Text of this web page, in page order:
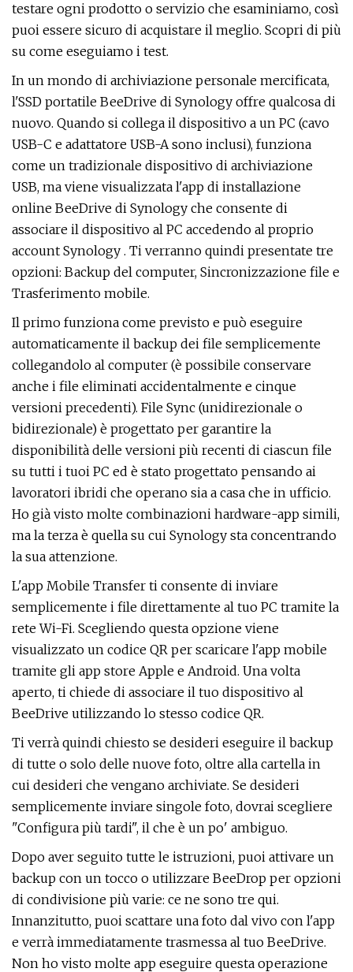
testare ogni prodotto o servizio che esaminiamo, così
puoi essere sicuro di acquistare il meglio. Scopri di più
su come eseguiamo i test.
In un mondo di archiviazione personale mercificata,
l'SSD portatile BeeDrive di Synology offre qualcosa di
nuovo. Quando si collega il dispositivo a un PC (cavo
USB-C e adattatore USB-A sono inclusi), funziona
come un tradizionale dispositivo di archiviazione
USB, ma viene visualizzata l'app di installazione
online BeeDrive di Synology che consente di
associare il dispositivo al PC accedendo al proprio
account Synology . Ti verranno quindi presentate tre
opzioni: Backup del computer, Sincronizzazione file e
Trasferimento mobile.
Il primo funziona come previsto e può eseguire
automaticamente il backup dei file semplicemente
collegandolo al computer (è possibile conservare
anche i file eliminati accidentalmente e cinque
versioni precedenti). File Sync (unidirezionale o
bidirezionale) è progettato per garantire la
disponibilità delle versioni più recenti di ciascun file
su tutti i tuoi PC ed è stato progettato pensando ai
lavoratori ibridi che operano sia a casa che in ufficio.
Ho già visto molte combinazioni hardware-app simili,
ma la terza è quella su cui Synology sta concentrando
la sua attenzione.
L'app Mobile Transfer ti consente di inviare
semplicemente i file direttamente al tuo PC tramite la
rete Wi-Fi. Scegliendo questa opzione viene
visualizzato un codice QR per scaricare l'app mobile
tramite gli app store Apple e Android. Una volta
aperto, ti chiede di associare il tuo dispositivo al
BeeDrive utilizzando lo stesso codice QR.
Ti verrà quindi chiesto se desideri eseguire il backup
di tutte o solo delle nuove foto, oltre alla cartella in
cui desideri che vengano archiviate. Se desideri
semplicemente inviare singole foto, dovrai scegliere
"Configura più tardi", il che è un po' ambiguo.
Dopo aver seguito tutte le istruzioni, puoi attivare un
backup con un tocco o utilizzare BeeDrop per opzioni
di condivisione più varie: ce ne sono tre qui.
Innanzitutto, puoi scattare una foto dal vivo con l'app
e verrà immediatamente trasmessa al tuo BeeDrive.
Non ho visto molte app eseguire questa operazione